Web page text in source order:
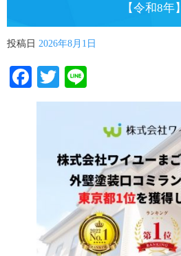
【令和8年】
投稿日 2026年8月1日
Facebook
Twitter